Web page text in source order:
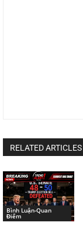
RELATED ARTICLES
Bình Luận-Quan
Điểm